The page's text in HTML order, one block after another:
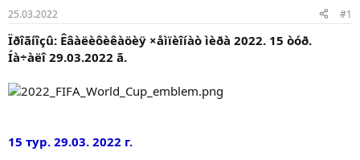
а
25.03.2022 #1
Ïðîãíîçû: Êâàëèôèêàöèÿ ×åìïèîíàò ìèðà 2022. 15 òóð.
Íà÷àëî 29.03.2022 ã.
15 тур. 29.03. 2022 г.